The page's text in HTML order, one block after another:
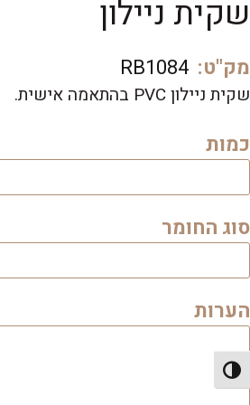
הפעל/כבה ניגודיות גבוהה
שקית ניילון
מק"ט: RB1084
שקית ניילון PVC בהתאמה אישית.
כמות
סוג החומר
הערות